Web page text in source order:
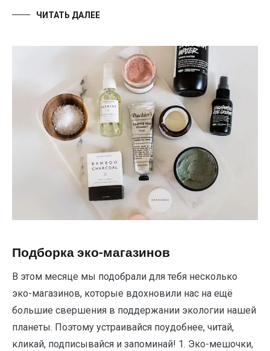
ЧИТАТЬ ДАЛЕЕ
Подборка эко-магазинов
В этом месяце мы подобрали для тебя несколько
эко-магазинов, которые вдохновили нас на ещё
большие свершения в поддержании экологии нашей
планеты. Поэтому устраивайся поудобнее, читай,
кликай, подписывайся и запоминай! 1. Эко-мешочки,